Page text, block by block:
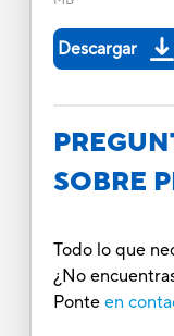
Descargar
SOBRE
Todo lo que
¿No
Ponte en